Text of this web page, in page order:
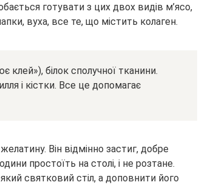
готувати з цих двох видів м’ясо,
вуха, все те, що містить колаген.
клей»), білок сполучної тканини.
і кістки. Все це допомагає
Він відмінно застиг, добре
простоїть на столі, і не розтане.
святковий стіл, а доповнити його